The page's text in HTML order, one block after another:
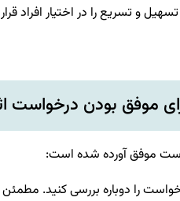
و تسریع را در اختیار افراد
موفق بودن درخواست
موفق آورده شده است:
را دوباره بررسی کنید.